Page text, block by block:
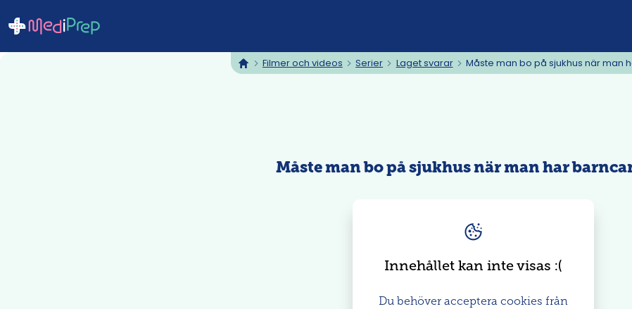
hem Filmer och videos Serier Laget svarar Måste man bo på sjukhus när man
Måste man bo på sjukhus när man har
Innehållet kan inte visas : (
Du behöver acceptera cookies från